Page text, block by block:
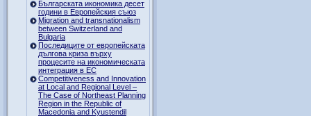
Българската икономика десет
години в Европейския съюз
Migration and transnationalism
between Switzerland and
Bulgaria
Последиците от европейската
дългова криза върху
процесите на икономическата
интеграция в ЕС
Competitiveness and Innovation
at Local and Regional Level –
The Case of Northeast Planning
Region in the Republic of
Macedonia and Kyustendil